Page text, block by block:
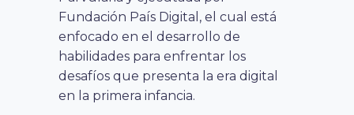
Fundación País Digital, el cual está
enfocado en el desarrollo de
habilidades para enfrentar los
desafíos que presenta la era digital
en la primera infancia.